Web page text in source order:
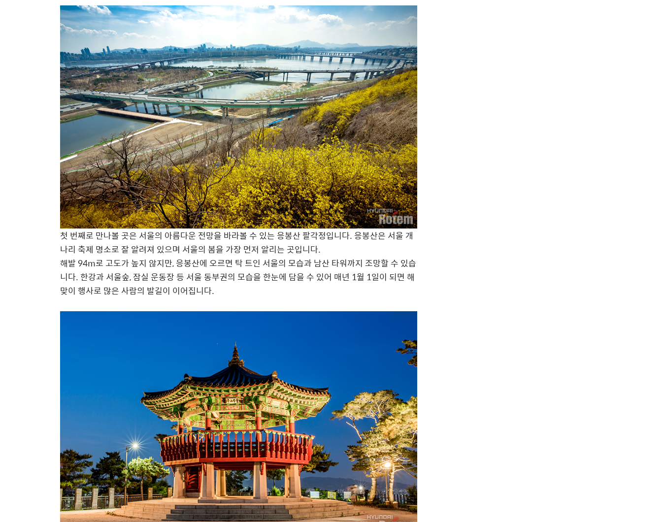
첫 번째로 만나볼 곳은 서울의 아름다운 전망을 바라볼 수 있는 응봉산 팔각정입니다. 응봉산은 서울 개
나리 축제 명소로 잘 알려져 있으며 서울의 봄을 가장 먼저 알리는 곳입니다.
해발 94m로 고도가 높지 않지만, 응봉산에 오르면 탁 트인 서울의 모습과 남산 타워까지 조망할 수 있습
니다. 한강과 서울숲, 잠실 운동장 등 서울 동부권의 모습을 한눈에 담을 수 있어 매년 1월 1일이 되면 해
맞이 행사로 많은 사람의 발길이 이어집니다.